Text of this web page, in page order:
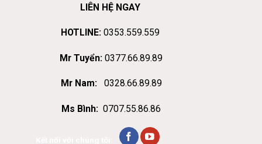
LIÊN HỆ NGAY
HOTLINE: 0353.559.559
Mr Tuyển:0377.66.89.89
Mr Nam: 0328.66.89.89
Ms Bình: 0707.55.86.86